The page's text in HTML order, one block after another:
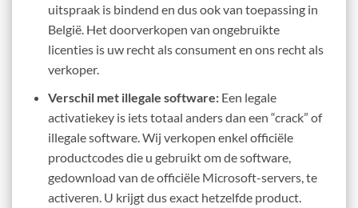
uitspraak is bindend en dus ook van toepassing in
België. Het doorverkopen van ongebruikte
licenties is uw recht als consument en ons recht als
verkoper.
Verschil met illegale software:Een legale
activatiekey is iets totaal anders dan een “crack” of
illegale software. Wij verkopen enkel officiële
productcodes die u gebruikt om de software,
gedownload van de officiële Microsoft-servers, te
activeren. U krijgt dus exact hetzelfde product.